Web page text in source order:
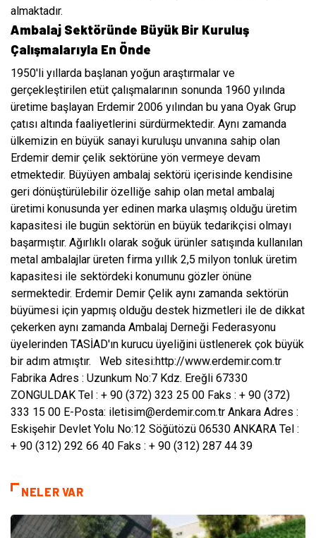
almaktadır.
Ambalaj Sektöründe Büyük Bir Kuruluş
Çalışmalarıyla En Önde
1950'li yıllarda başlanan yoğun araştırmalar ve
gerçekleştirilen etüt çalışmalarının sonunda 1960 yılında
üretime başlayan Erdemir 2006 yılından bu yana Oyak Grup
çatısı altında faaliyetlerini sürdürmektedir. Aynı zamanda
ülkemizin en büyük sanayi kuruluşu unvanına sahip olan
Erdemir demir çelik sektörüne yön vermeye devam
etmektedir. Büyüyen ambalaj sektörü içerisinde kendisine
geri dönüştürülebilir özelliğe sahip olan metal ambalaj
üretimi konusunda yer edinen marka ulaşmış olduğu üretim
kapasitesi ile bugün sektörün en büyük tedarikçisi olmayı
başarmıştır. Ağırlıklı olarak soğuk ürünler satışında kullanılan
metal ambalajlar üreten firma yıllık 2,5 milyon tonluk üretim
kapasitesi ile sektördeki konumunu gözler önüne
sermektedir. Erdemir Demir Çelik aynı zamanda sektörün
büyümesi için yapmış olduğu destek hizmetleri ile de dikkat
çekerken aynı zamanda Ambalaj Derneği Federasyonu
üyelerinden TASİAD'ın kurucu üyeliğini üstlenerek çok büyük
bir adım atmıştır.
Web sitesi:http://www.erdemir.com.tr
Fabrika Adres : Uzunkum No:7 Kdz. Ereğli 67330
ZONGULDAK Tel : + 90 (372) 323 25 00 Faks : + 90 (372)
333 15 00 E-Posta: iletisim@erdemir.com.tr Ankara Adres :
Eskişehir Devlet Yolu No:12 Söğütözü 06530 ANKARA Tel :
+ 90 (312) 292 66 40 Faks : + 90 (312) 287 44 39
NELER VAR